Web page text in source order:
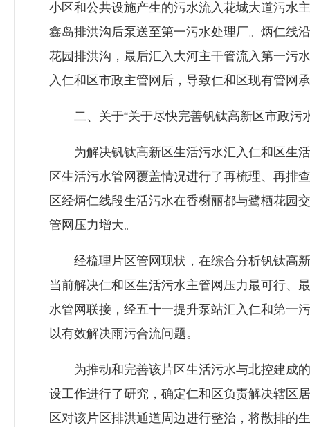
小区和公共设施产生的污水流入花城大道污水
鑫岛排洪沟后泵送至第一污水处理厂。炳仁线
花园排洪沟，最后汇入大河主干管流入第一污
入仁和区市政主管网后，导致仁和区现有管网
二、关于“关于尽快完善钒钛高新区市政污
为解决钒钛高新区生活污水汇入仁和区生活
区生活污水管网覆盖情况进行了再梳理、再排
区经炳仁线段生活污水在香榭丽都与鹭栖花园
管网压力增大。
经梳理片区管网现状，在综合分析钒钛高新
当前解决仁和区生活污水主管网压力最可行、
水管网联接，经五十一提升泵站汇入仁和第一
以有效解决雨污合流问题。
为推动和完善该片区生活污水与北控建成的
设工作进行了研究，确定仁和区负责解决辖区
区对该片区排洪通道周边进行整治，将散排的